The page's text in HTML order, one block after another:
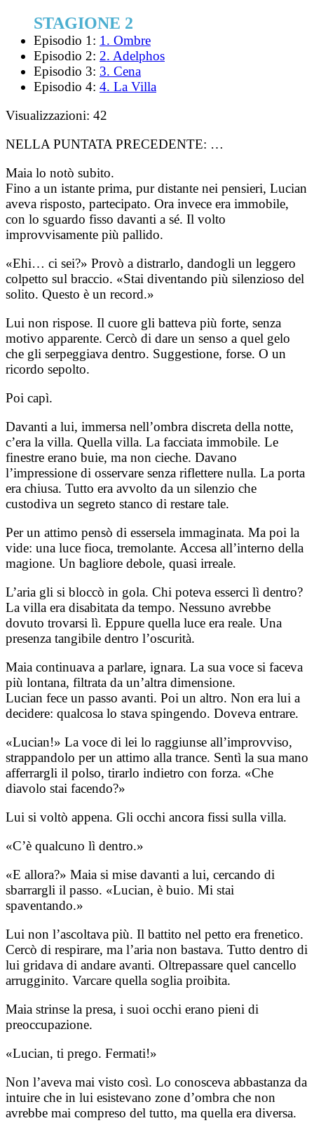
STAGIONE 2
Episodio 1: 1. Ombre
Episodio 2: 2. Adelphos
Episodio 3: 3. Cena
Episodio 4: 4. La Villa
Visualizzazioni: 42
NELLA PUNTATA PRECEDENTE: …
Maia lo notò subito.
Fino a un istante prima, pur distante nei pensieri, Lucian
aveva risposto, partecipato. Ora invece era immobile,
con lo sguardo fisso davanti a sé. Il volto
improvvisamente più pallido.
«Ehi… ci sei?» Provò a distrarlo, dandogli un leggero
colpetto sul braccio. «Stai diventando più silenzioso del
solito. Questo è un record.»
Lui non rispose. Il cuore gli batteva più forte, senza
motivo apparente. Cercò di dare un senso a quel gelo
che gli serpeggiava dentro. Suggestione, forse. O un
ricordo sepolto.
Poi capì.
Davanti a lui, immersa nell’ombra discreta della notte,
c’era la villa. Quella villa. La facciata immobile. Le
finestre erano buie, ma non cieche. Davano
l’impressione di osservare senza riflettere nulla. La porta
era chiusa. Tutto era avvolto da un silenzio che
custodiva un segreto stanco di restare tale.
Per un attimo pensò di essersela immaginata. Ma poi la
vide: una luce fioca, tremolante. Accesa all’interno della
magione. Un bagliore debole, quasi irreale.
L’aria gli si bloccò in gola. Chi poteva esserci lì dentro?
La villa era disabitata da tempo. Nessuno avrebbe
dovuto trovarsi lì. Eppure quella luce era reale. Una
presenza tangibile dentro l’oscurità.
Maia continuava a parlare, ignara. La sua voce si faceva
più lontana, filtrata da un’altra dimensione.
Lucian fece un passo avanti. Poi un altro. Non era lui a
decidere: qualcosa lo stava spingendo. Doveva entrare.
«Lucian!» La voce di lei lo raggiunse all’improvviso,
strappandolo per un attimo alla trance. Sentì la sua mano
afferrargli il polso, tirarlo indietro con forza. «Che
diavolo stai facendo?»
Lui si voltò appena. Gli occhi ancora fissi sulla villa.
«C’è qualcuno lì dentro.»
«E allora?» Maia si mise davanti a lui, cercando di
sbarrargli il passo. «Lucian, è buio. Mi stai
spaventando.»
Lui non l’ascoltava più. Il battito nel petto era frenetico.
Cercò di respirare, ma l’aria non bastava. Tutto dentro di
lui gridava di andare avanti. Oltrepassare quel cancello
arrugginito. Varcare quella soglia proibita.
Maia strinse la presa, i suoi occhi erano pieni di
preoccupazione.
«Lucian, ti prego. Fermati!»
Non l’aveva mai visto così. Lo conosceva abbastanza da
intuire che in lui esistevano zone d’ombra che non
avrebbe mai compreso del tutto, ma quella era diversa.